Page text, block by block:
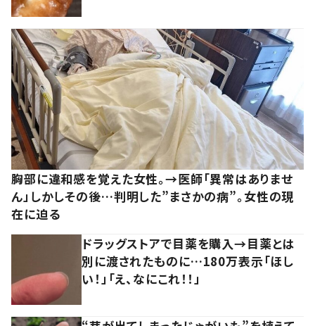
胸部に違和感を覚えた女性。→医師「異常はありませ
ん」しかしその後…判明した”まさかの病”。女性の現
在に迫る
ドラッグストアで目薬を購入→目薬とは
別に渡されたものに…180万表示「ほし
い！」「え、なにこれ！！」